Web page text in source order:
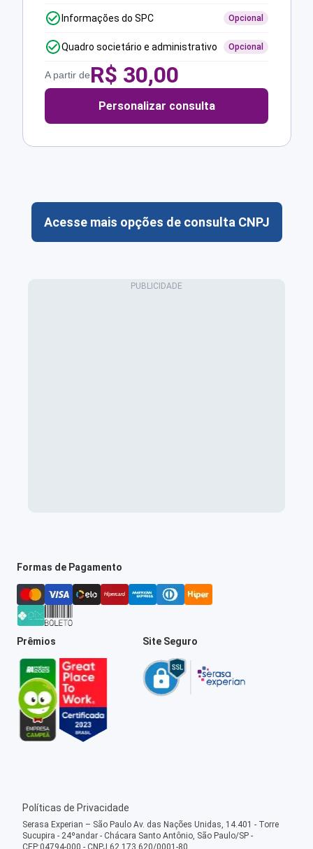
Informações do SPC Opcional
Quadro societário e administrativo Opcional
A partir deR$ 30,00
Personalizar consulta
Acesse mais opções de consulta CNPJ
Formas de Pagamento
Prêmios Site Seguro
Políticas de Privacidade
Serasa Experian – São Paulo Av. das Nações Unidas, 14.401 - Torre
Sucupira - 24ºandar - Chácara Santo Antônio, São Paulo/SP -
CEP:04794-000 - CNPJ 62.173.620/0001-80